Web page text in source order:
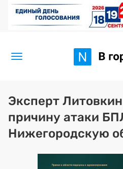
BORЩ
Эксперт
причину атаки
Нижегородскую